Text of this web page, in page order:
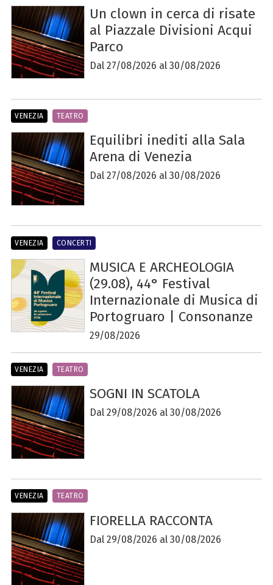
Un clown in cerca di risate
al Piazzale Divisioni Acqui
Parco
Dal 27/08/2026 al 30/08/2026
Equilibri inediti alla Sala
Arena di Venezia
Dal 27/08/2026 al 30/08/2026
VENEZIA TEATRO
MUSICA E ARCHEOLOGIA
(29.08), 44° Festival
Internazionale di Musica di
Portogruaro | Consonanze
29/08/2026
VENEZIA CONCERTI
SOGNI IN SCATOLA
Dal 29/08/2026 al 30/08/2026
VENEZIA TEATRO
FIORELLA RACCONTA
Dal 29/08/2026 al 30/08/2026
VENEZIA TEATRO